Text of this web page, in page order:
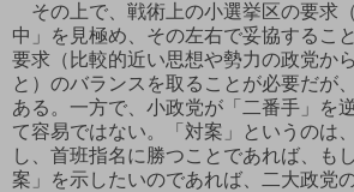
その上で、戦術上の小選挙区の要求
中」を見極め、その左右で妥協するこ
要求（比較的近い思想や勢力の政党か
と）のバランスを取ることが必要だが
ある。一方で、小政党が「二番手」を
て容易ではない。「対案」というのは
し、首班指名に勝つことであれば、も
案」を示したいのであれば、二大政党